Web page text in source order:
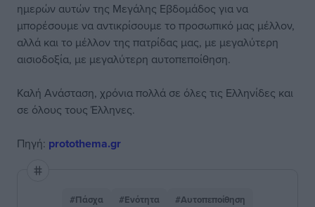
ημερών αυτών της Μεγάλης Εβδομάδος για να
μπορέσουμε να αντικρίσουμε το προσωπικό μας μέλλον,
αλλά και το μέλλον της πατρίδας μας, με μεγαλύτερη
αισιοδοξία, με μεγαλύτερη αυτοπεποίθηση.
Καλή Ανάσταση, χρόνια πολλά σε όλες τις Ελληνίδες και
σε όλους τους Έλληνες.
Πηγή: protothema.gr
#Πάσχα #Ενότητα #Αυτοπεποίθηση